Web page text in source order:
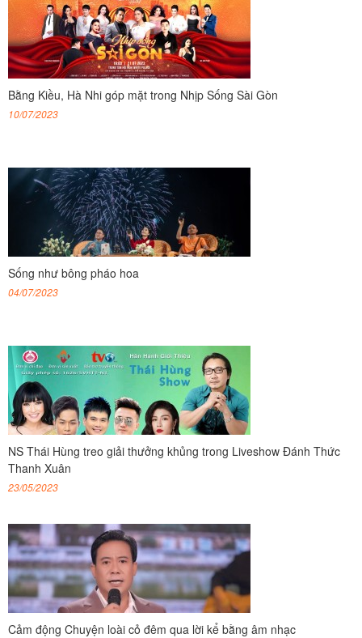
Bằng Kiều, Hà Nhi góp mặt trong Nhịp Sống Sài Gòn
10/07/2023
Sống như bông pháo hoa
04/07/2023
NS Thái Hùng treo giải thưởng khủng trong Liveshow Đánh Thức
Thanh Xuân
23/05/2023
Cảm động Chuyện loài cỏ đêm qua lời kể bằng âm nhạc